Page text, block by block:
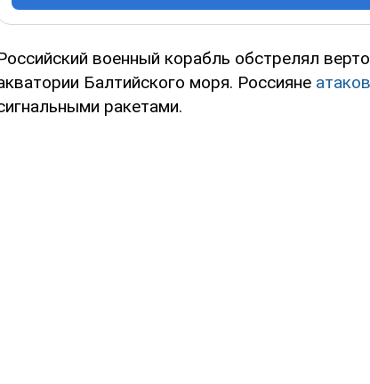
военный корабль обстрелял
Балтийского моря. Россияне
ракетами.